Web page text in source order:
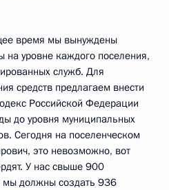
время мы вынуждены
уровне каждого поселения,
служб. Для
средств предлагаем внести
Российской Федерации
до уровня муниципальных
Сегодня на поселенческом
это невозможно, вот
У нас свыше 900
мы должны создать 936